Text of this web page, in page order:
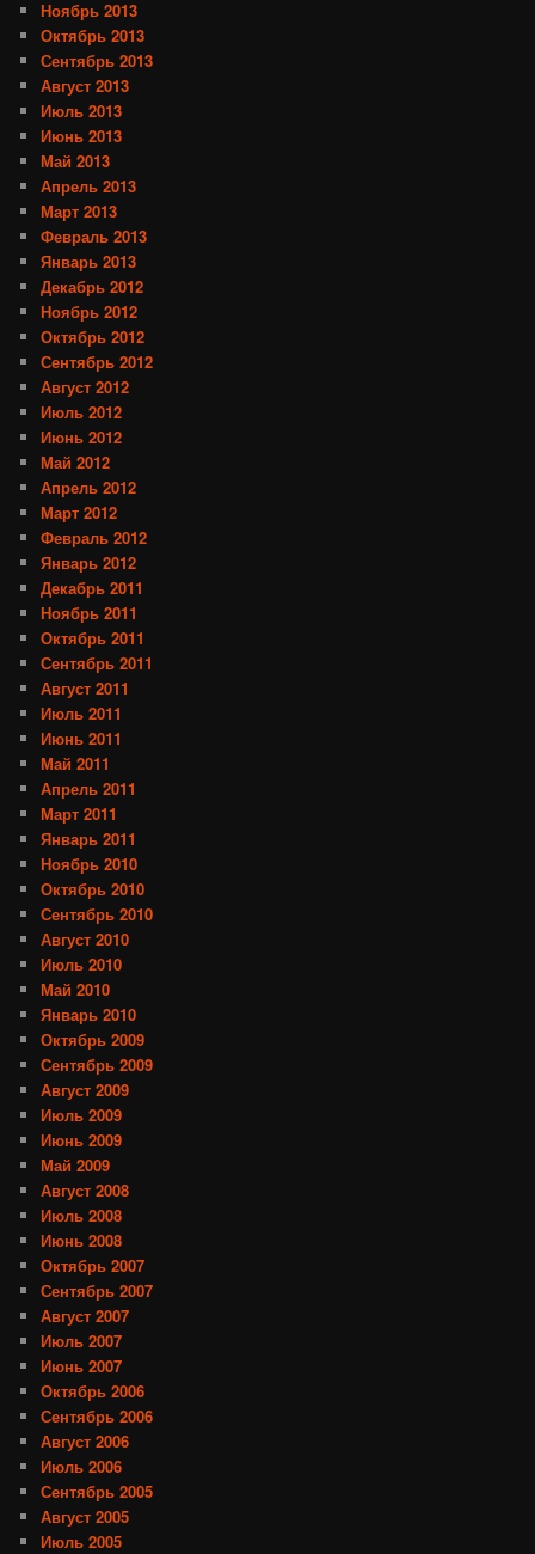
Ноябрь 2013
Октябрь 2013
Сентябрь 2013
Август 2013
Июль 2013
Июнь 2013
Май 2013
Апрель 2013
Март 2013
Февраль 2013
Январь 2013
Декабрь 2012
Ноябрь 2012
Октябрь 2012
Сентябрь 2012
Август 2012
Июль 2012
Июнь 2012
Май 2012
Апрель 2012
Март 2012
Февраль 2012
Январь 2012
Декабрь 2011
Ноябрь 2011
Октябрь 2011
Сентябрь 2011
Август 2011
Июль 2011
Июнь 2011
Май 2011
Апрель 2011
Март 2011
Январь 2011
Ноябрь 2010
Октябрь 2010
Сентябрь 2010
Август 2010
Июль 2010
Май 2010
Январь 2010
Октябрь 2009
Сентябрь 2009
Август 2009
Июль 2009
Июнь 2009
Май 2009
Август 2008
Июль 2008
Июнь 2008
Октябрь 2007
Сентябрь 2007
Август 2007
Июль 2007
Июнь 2007
Октябрь 2006
Сентябрь 2006
Август 2006
Июль 2006
Сентябрь 2005
Август 2005
Июль 2005